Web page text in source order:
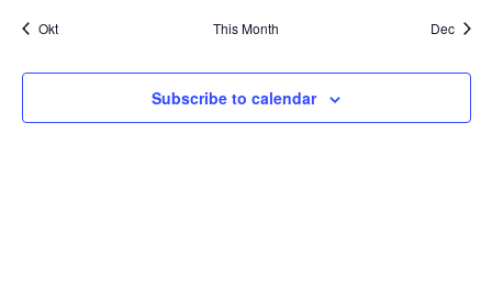
Okt This Month Dec
Subscribe to calendar